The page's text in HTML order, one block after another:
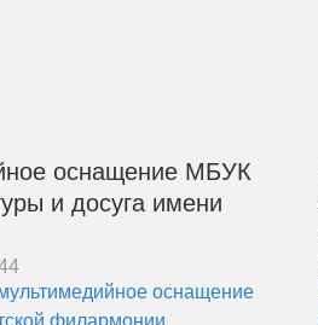
оснащение МБУК
и досуга имени